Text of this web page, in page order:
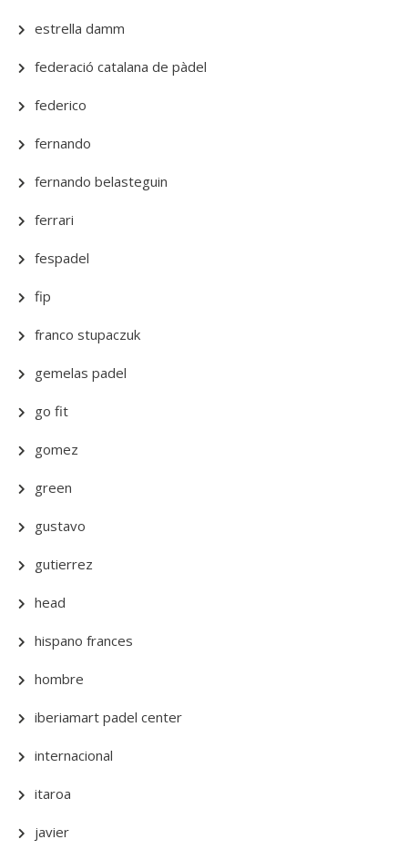
estrella damm
federació catalana de pàdel
federico
fernando
fernando belasteguin
ferrari
fespadel
fip
franco stupaczuk
gemelas padel
go fit
gomez
green
gustavo
gutierrez
head
hispano frances
hombre
iberiamart padel center
internacional
itaroa
javier